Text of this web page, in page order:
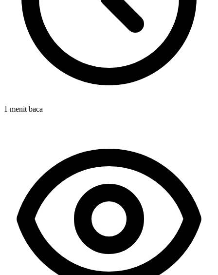
1 menit baca